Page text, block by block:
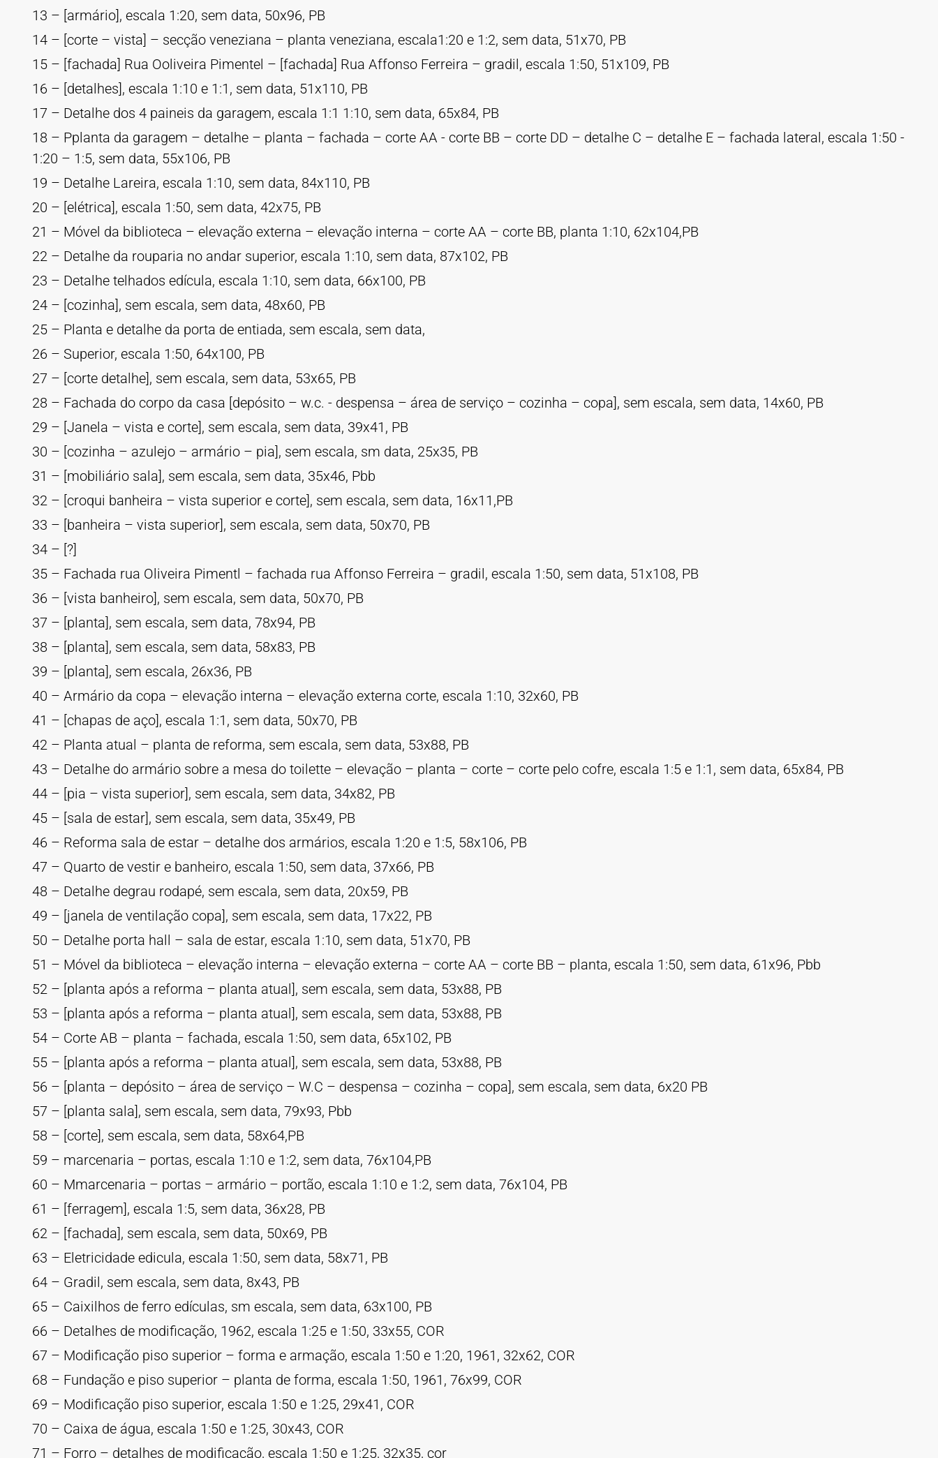
13 – [armário], escala 1:20, sem data, 50x96, PB
14 – [corte – vista] – secção veneziana – planta veneziana, escala1:20 e 1:2, sem data, 51x70, PB
15 – [fachada] Rua Ooliveira Pimentel – [fachada] Rua Affonso Ferreira – gradil, escala 1:50, 51x109, PB
16 – [detalhes], escala 1:10 e 1:1, sem data, 51x110, PB
17 – Detalhe dos 4 paineis da garagem, escala 1:1 1:10, sem data, 65x84, PB
18 – Pplanta da garagem – detalhe – planta – fachada – corte AA - corte BB – corte DD – detalhe C – detalhe E – fachada lateral, escala 1:50 -
1:20 – 1:5, sem data, 55x106, PB
19 – Detalhe Lareira, escala 1:10, sem data, 84x110, PB
20 – [elétrica], escala 1:50, sem data, 42x75, PB
21 – Móvel da biblioteca – elevação externa – elevação interna – corte AA – corte BB, planta 1:10, 62x104,PB
22 – Detalhe da rouparia no andar superior, escala 1:10, sem data, 87x102, PB
23 – Detalhe telhados edícula, escala 1:10, sem data, 66x100, PB
24 – [cozinha], sem escala, sem data, 48x60, PB
25 – Planta e detalhe da porta de entiada, sem escala, sem data,
26 – Superior, escala 1:50, 64x100, PB
27 – [corte detalhe], sem escala, sem data, 53x65, PB
28 – Fachada do corpo da casa [depósito – w.c. - despensa – área de serviço – cozinha – copa], sem escala, sem data, 14x60, PB
29 – [Janela – vista e corte], sem escala, sem data, 39x41, PB
30 – [cozinha – azulejo – armário – pia], sem escala, sm data, 25x35, PB
31 – [mobiliário sala], sem escala, sem data, 35x46, Pbb
32 – [croqui banheira – vista superior e corte], sem escala, sem data, 16x11,PB
33 – [banheira – vista superior], sem escala, sem data, 50x70, PB
34 – [?]
35 – Fachada rua Oliveira Pimentl – fachada rua Affonso Ferreira – gradil, escala 1:50, sem data, 51x108, PB
36 – [vista banheiro], sem escala, sem data, 50x70, PB
37 – [planta], sem escala, sem data, 78x94, PB
38 – [planta], sem escala, sem data, 58x83, PB
39 – [planta], sem escala, 26x36, PB
40 – Armário da copa – elevação interna – elevação externa corte, escala 1:10, 32x60, PB
41 – [chapas de aço], escala 1:1, sem data, 50x70, PB
42 – Planta atual – planta de reforma, sem escala, sem data, 53x88, PB
43 – Detalhe do armário sobre a mesa do toilette – elevação – planta – corte – corte pelo cofre, escala 1:5 e 1:1, sem data, 65x84, PB
44 – [pia – vista superior], sem escala, sem data, 34x82, PB
45 – [sala de estar], sem escala, sem data, 35x49, PB
46 – Reforma sala de estar – detalhe dos armários, escala 1:20 e 1:5, 58x106, PB
47 – Quarto de vestir e banheiro, escala 1:50, sem data, 37x66, PB
48 – Detalhe degrau rodapé, sem escala, sem data, 20x59, PB
49 – [janela de ventilação copa], sem escala, sem data, 17x22, PB
50 – Detalhe porta hall – sala de estar, escala 1:10, sem data, 51x70, PB
51 – Móvel da biblioteca – elevação interna – elevação externa – corte AA – corte BB – planta, escala 1:50, sem data, 61x96, Pbb
52 – [planta após a reforma – planta atual], sem escala, sem data, 53x88, PB
53 – [planta após a reforma – planta atual], sem escala, sem data, 53x88, PB
54 – Corte AB – planta – fachada, escala 1:50, sem data, 65x102, PB
55 – [planta após a reforma – planta atual], sem escala, sem data, 53x88, PB
56 – [planta – depósito – área de serviço – W.C – despensa – cozinha – copa], sem escala, sem data, 6x20 PB
57 – [planta sala], sem escala, sem data, 79x93, Pbb
58 – [corte], sem escala, sem data, 58x64,PB
59 – marcenaria – portas, escala 1:10 e 1:2, sem data, 76x104,PB
60 – Mmarcenaria – portas – armário – portão, escala 1:10 e 1:2, sem data, 76x104, PB
61 – [ferragem], escala 1:5, sem data, 36x28, PB
62 – [fachada], sem escala, sem data, 50x69, PB
63 – Eletricidade edicula, escala 1:50, sem data, 58x71, PB
64 – Gradil, sem escala, sem data, 8x43, PB
65 – Caixilhos de ferro edículas, sm escala, sem data, 63x100, PB
66 – Detalhes de modificação, 1962, escala 1:25 e 1:50, 33x55, COR
67 – Modificação piso superior – forma e armação, escala 1:50 e 1:20, 1961, 32x62, COR
68 – Fundação e piso superior – planta de forma, escala 1:50, 1961, 76x99, COR
69 – Modificação piso superior, escala 1:50 e 1:25, 29x41, COR
70 – Caixa de água, escala 1:50 e 1:25, 30x43, COR
71 – Forro – detalhes de modificação, escala 1:50 e 1:25, 32x35, cor